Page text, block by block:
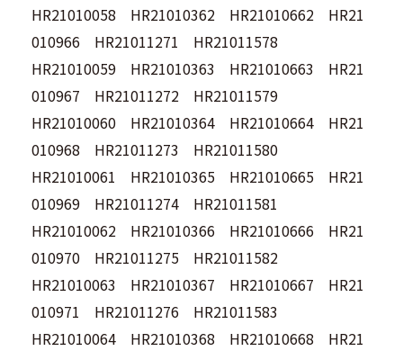
HR21010058 HR21010362 HR21010662 HR21
010966 HR21011271 HR21011578
HR21010059 HR21010363 HR21010663 HR21
010967 HR21011272 HR21011579
HR21010060 HR21010364 HR21010664 HR21
010968 HR21011273 HR21011580
HR21010061 HR21010365 HR21010665 HR21
010969 HR21011274 HR21011581
HR21010062 HR21010366 HR21010666 HR21
010970 HR21011275 HR21011582
HR21010063 HR21010367 HR21010667 HR21
010971 HR21011276 HR21011583
HR21010064 HR21010368 HR21010668 HR21